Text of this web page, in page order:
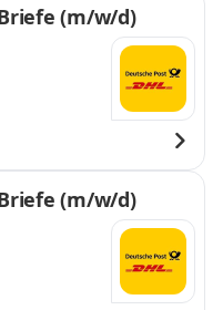
(m/w/d)
(m/w/d)